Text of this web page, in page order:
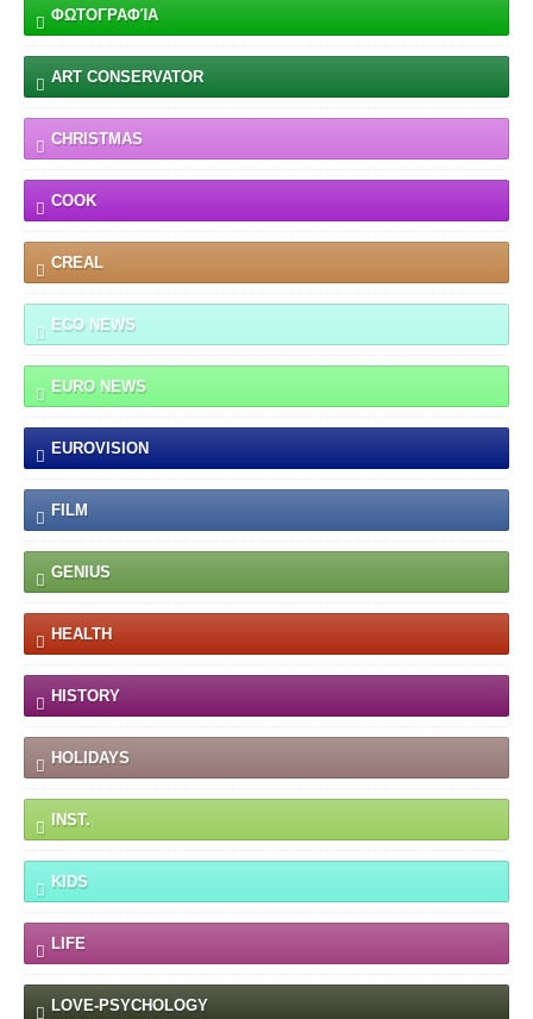
ΦΩΤΟΓΡΑΦΊΑ
ART CONSERVATOR
CHRISTMAS
COOK
CREAL
ECO NEWS
EURO NEWS
EUROVISION
FILM
GENIUS
HEALTH
HISTORY
HOLIDAYS
INST.
KIDS
LIFE
LOVE-PSYCHOLOGY